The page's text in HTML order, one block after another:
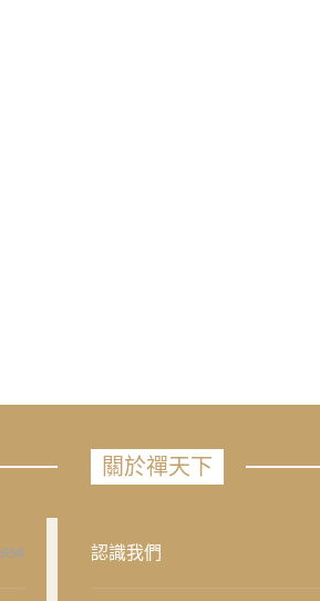
658
關於禪天下
認識我們